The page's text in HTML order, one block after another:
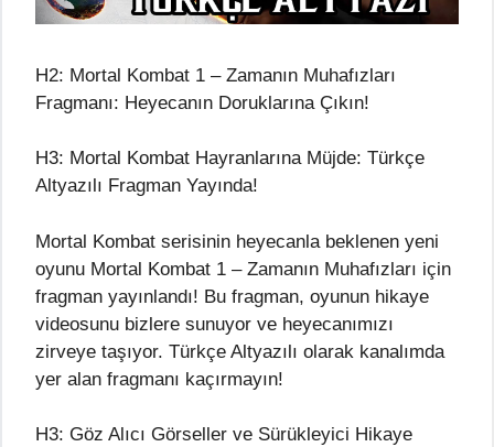
H2: Mortal Kombat 1 – Zamanın Muhafızları
Fragmanı: Heyecanın Doruklarına Çıkın!
H3: Mortal Kombat Hayranlarına Müjde: Türkçe
Altyazılı Fragman Yayında!
Mortal Kombat serisinin heyecanla beklenen yeni
oyunu Mortal Kombat 1 – Zamanın Muhafızları için
fragman yayınlandı! Bu fragman, oyunun hikaye
videosunu bizlere sunuyor ve heyecanımızı
zirveye taşıyor. Türkçe Altyazılı olarak kanalımda
yer alan fragmanı kaçırmayın!
H3: Göz Alıcı Görseller ve Sürükleyici Hikaye